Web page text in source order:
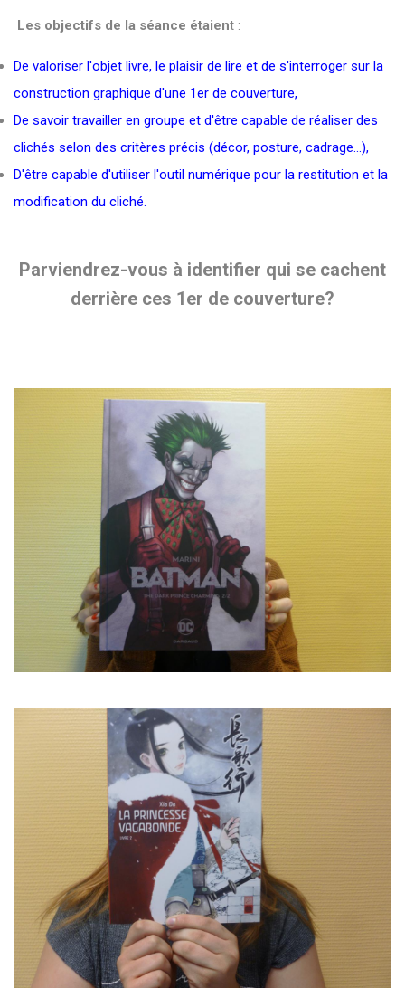
Les objectifs de la séance étaient :
De valoriser l'objet livre, le plaisir de lire et de s'interroger sur la
construction graphique d'une 1er de couverture,
De savoir travailler en groupe et d'être capable de réaliser des
clichés selon des critères précis (décor, posture, cadrage...),
D'être capable d'utiliser l'outil numérique pour la restitution et la
modification du cliché.
Parviendrez-vous à identifier qui se cachent
derrière ces 1er de couverture?